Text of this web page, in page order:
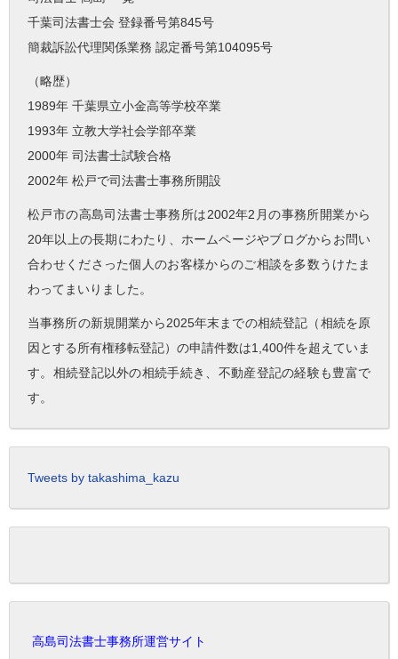
千葉司法書士会 登録番号第845号
簡裁訴訟代理関係業務 認定番号第104095号
（略歴）
1989年 千葉県立小金高等学校卒業
1993年 立教大学社会学部卒業
2000年 司法書士試験合格
2002年 松戸で司法書士事務所開設
松戸市の高島司法書士事務所は2002年2月の事務所開業から
20年以上の長期にわたり、ホームページやブログからお問い
合わせくださった個人のお客様からのご相談を多数うけたま
わってまいりました。
当事務所の新規開業から2025年末までの相続登記（相続を原
因とする所有権移転登記）の申請件数は1,400件を超えていま
す。相続登記以外の相続手続き、不動産登記の経験も豊富で
す。
Tweets by takashima_kazu
高島司法書士事務所運営サイト